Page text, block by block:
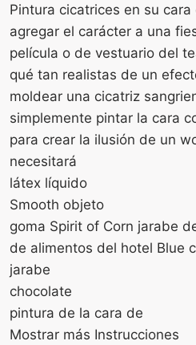
Pintura cicatrices en su
agregar el carácter a una
película o de vestuario del
qué tan realistas de un
moldear una cicatriz
simplemente pintar la cara
para crear la ilusión de un
necesitará
látex líquido
Smooth objeto
goma Spirit of Corn jarabe
de alimentos del hotel Blue
jarabe
chocolate
pintura de la cara de
Mostrar más Instrucciones